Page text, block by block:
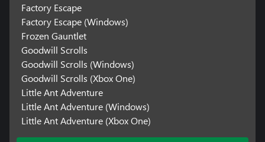
Factory Escape
Factory Escape (Windows)
Frozen Gauntlet
Goodwill Scrolls
Goodwill Scrolls (Windows)
Goodwill Scrolls (Xbox One)
Little Ant Adventure
Little Ant Adventure (Windows)
Little Ant Adventure (Xbox One)